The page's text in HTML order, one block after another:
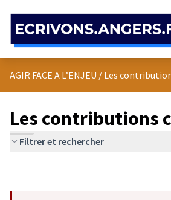
AGIR FACE A L’ENJEU / Les
Les contributions
Filtrer et rechercher